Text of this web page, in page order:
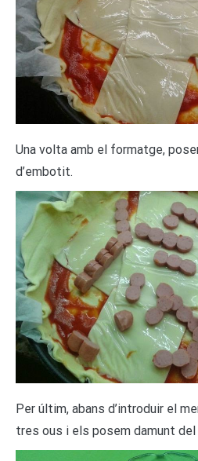
Una volta amb el formatge,
d’embotit.
Per últim, abans d’introduir el
tres ous i els posem damunt del